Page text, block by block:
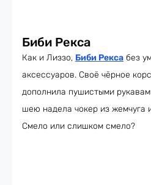
Биби Рекса
Как и Лиззо, Биби Рекса без
аксессуаров. Своё чёрное
дополнила пушистыми
шею надела чокер из жемчуга
Смело или слишком смело?